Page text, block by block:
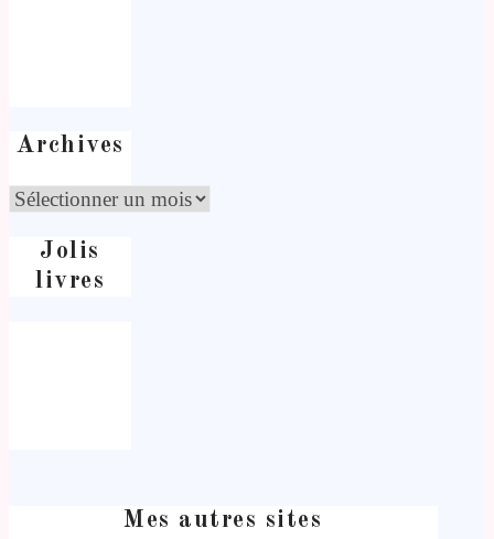
Archives
Jolis
livres
Mes autres sites